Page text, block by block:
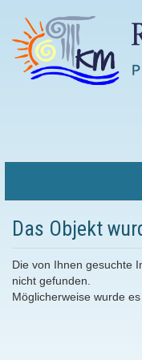
Das Objekt
Die von Ihnen gesuchte
nicht gefunden.
Möglicherweise wurde